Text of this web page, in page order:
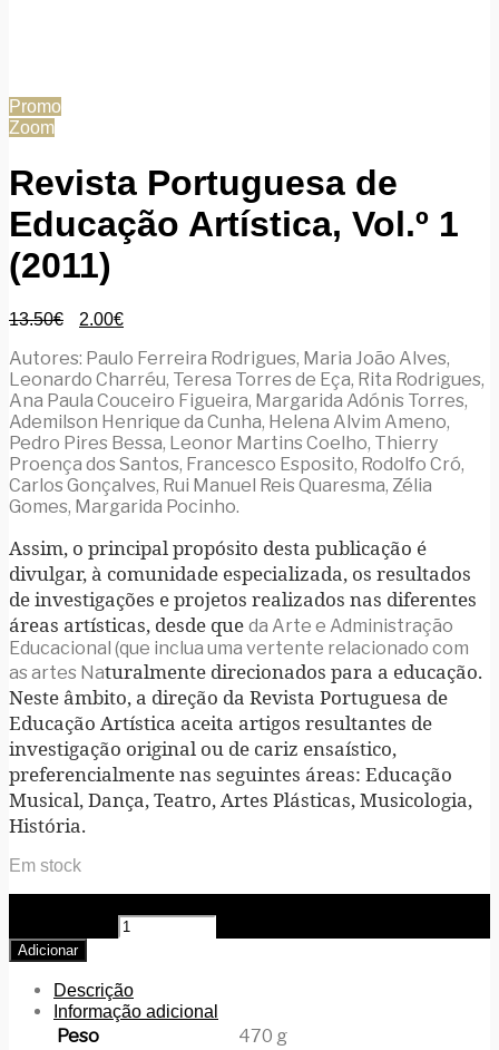
Promo
Zoom
Revista Portuguesa de
Educação Artística, Vol.º 1
(2011)
13.50€ 2.00€
Autores: Paulo Ferreira Rodrigues, Maria João Alves,
Leonardo Charréu, Teresa Torres de Eça, Rita Rodrigues,
Ana Paula Couceiro Figueira, Margarida Adónis Torres,
Ademilson Henrique da Cunha, Helena Alvim Ameno,
Pedro Pires Bessa, Leonor Martins Coelho, Thierry
Proença dos Santos, Francesco Esposito, Rodolfo Cró,
Carlos Gonçalves, Rui Manuel Reis Quaresma, Zélia
Gomes, Margarida Pocinho.
Assim, o principal propósito desta publicação é
divulgar, à comunidade especializada, os resultados
de investigações e projetos realizados nas diferentes
áreas artísticas, desde que da Arte e Administração
Educacional (que inclua uma vertente relacionado com
as artes Naturalmente direcionados para a educação.
Neste âmbito, a direção da Revista Portuguesa de
Educação Artística aceita artigos resultantes de
investigação original ou de cariz ensaístico,
preferencialmente nas seguintes áreas: Educação
Musical, Dança, Teatro, Artes Plásticas, Musicologia,
História.
Em stock
Adicionar
Descrição
Informação adicional
Peso
470 g